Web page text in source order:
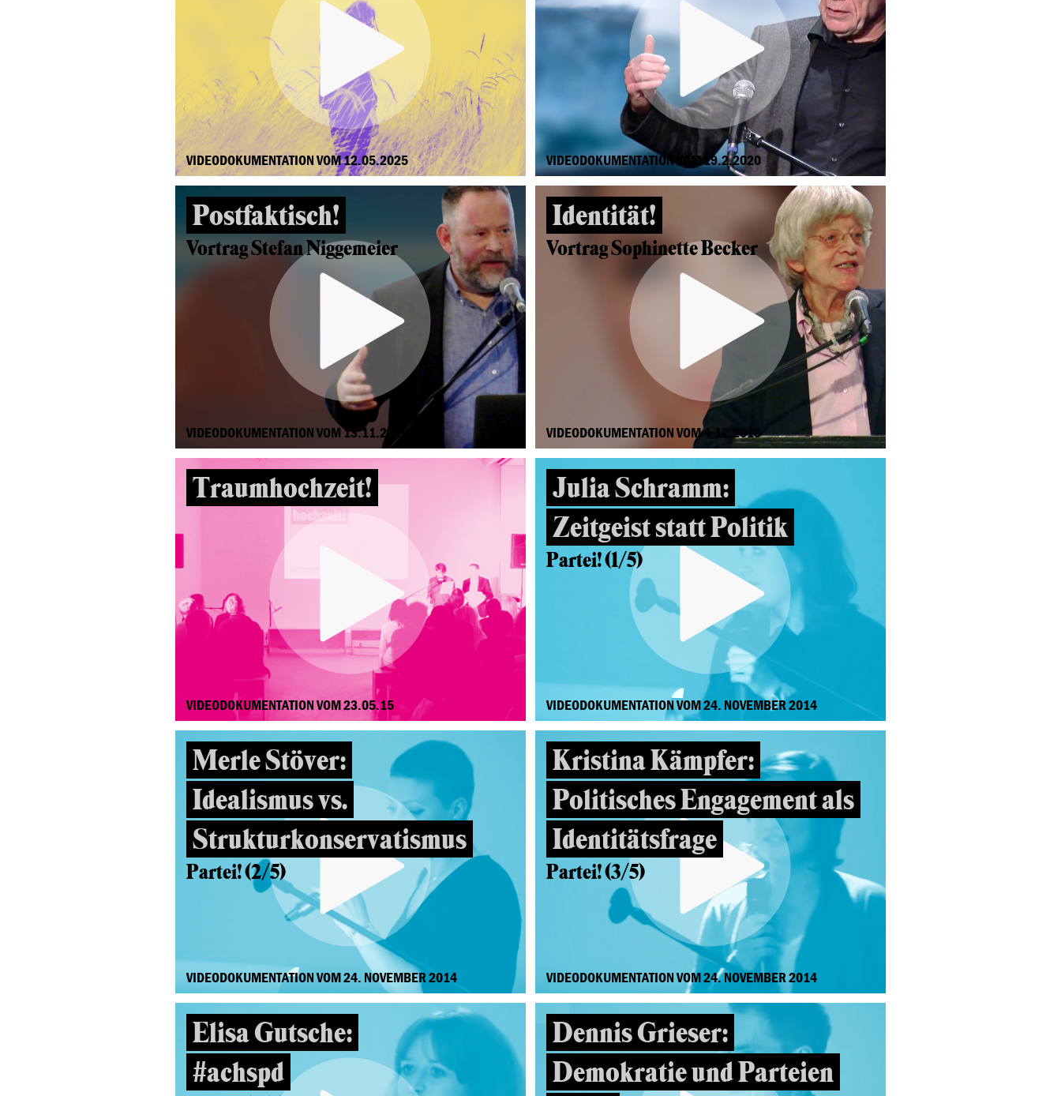
VIDEODOKUMENTATION VOM 12.05.2025 VIDEODOKUMENTATION VOM 19.2.2020
Postfaktisch!
Vortrag Stefan Niggemeier
VIDEODOKUMENTATION VOM 13.11.2018
Identität!
Vortrag Sophinette Becker
VIDEODOKUMENTATION VOM 4.12.2018
Traumhochzeit!
VIDEODOKUMENTATION VOM 23.05.15
Julia Schramm:
Zeitgeist statt Politik
Partei! (1/5)
VIDEODOKUMENTATION VOM 24. NOVEMBER 2014
Merle Stöver:
Idealismus vs.
Strukturkonservatismus
Partei! (2/5)
VIDEODOKUMENTATION VOM 24. NOVEMBER 2014
Kristina Kämpfer:
Politisches Engagement als
Identitätsfrage
Partei! (3/5)
VIDEODOKUMENTATION VOM 24. NOVEMBER 2014
Elisa Gutsche:
#achspd
Dennis Grieser:
Demokratie und Parteien